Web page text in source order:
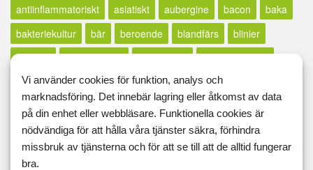
antiinflammatoriskt asiatiskt aubergine bacon
baka
bakteriekultur
bär beroende blandfärs
blinier
blomkål
blomkålsmos blomkålsris
blomkålsrisotto
bönor
brietårta broccoli bröd brysselkål
bullar
chili chips clean eating cleaneating
curry
dessert
dragon dryck enkelt fajitas falafel
fasta
Vi använder cookies för funktion, analys och
marknadsföring. Det innebär lagring eller åtkomst av data
på din enhet eller webbläsare. Funktionella cookies är
nödvändiga för att hålla våra tjänster säkra, förhindra
missbruk av tjänsterna och för att se till att de alltid fungerar
bra.